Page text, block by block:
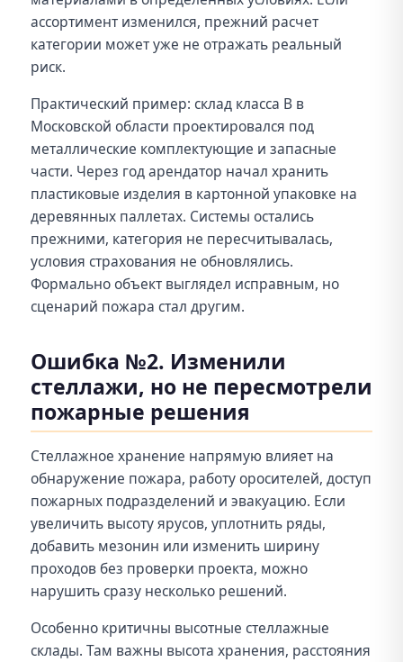
ассортимент изменился, прежний расчет
категории может уже не отражать реальный
риск.
Практический пример: склад класса B в
Московской области проектировался под
металлические комплектующие и запасные
части. Через год арендатор начал хранить
пластиковые изделия в картонной упаковке на
деревянных паллетах. Системы остались
прежними, категория не пересчитывалась,
условия страхования не обновлялись.
Формально объект выглядел исправным, но
сценарий пожара стал другим.
Ошибка №2. Изменили
стеллажи, но не пересмотрели
пожарные решения
Стеллажное хранение напрямую влияет на
обнаружение пожара, работу оросителей, доступ
пожарных подразделений и эвакуацию. Если
увеличить высоту ярусов, уплотнить ряды,
добавить мезонин или изменить ширину
проходов без проверки проекта, можно
нарушить сразу несколько решений.
Особенно критичны высотные стеллажные
склады. Там важны высота хранения, расстояния